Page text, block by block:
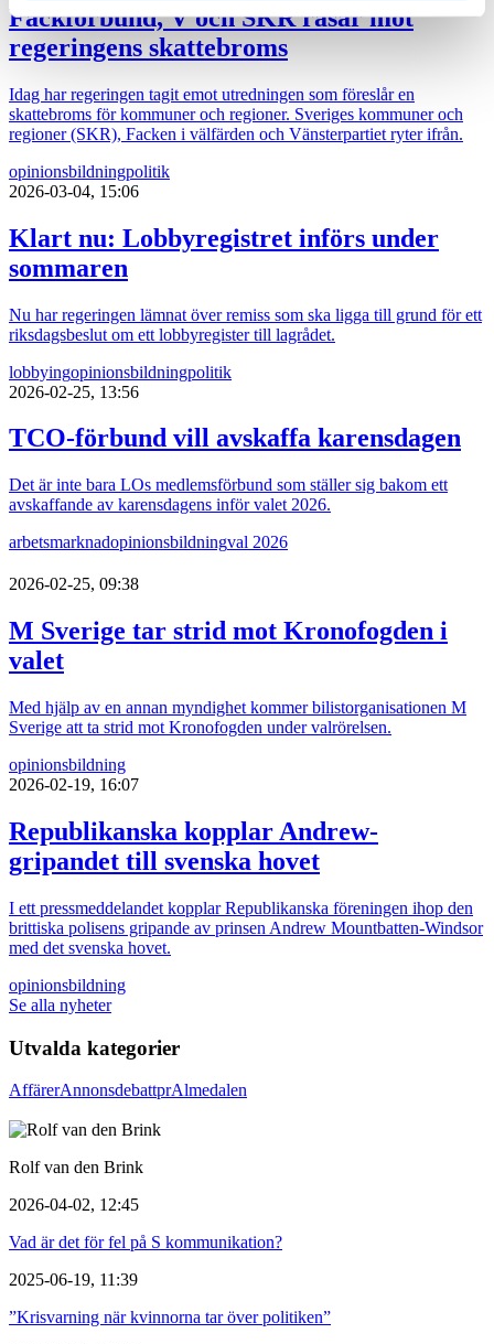
Fackförbund, V och SKR rasar mot
regeringens skattebroms
Idag har regeringen tagit emot utredningen som föreslår en
skattebroms för kommuner och regioner. Sveriges kommuner och
regioner (SKR), Facken i välfärden och Vänsterpartiet ryter ifrån.
opinionsbildningpolitik
2026-03-04, 15:06
Klart nu: Lobbyregistret införs under
sommaren
Nu har regeringen lämnat över remiss som ska ligga till grund för ett
riksdagsbeslut om ett lobbyregister till lagrådet.
lobbyingopinionsbildningpolitik
2026-02-25, 13:56
TCO-förbund vill avskaffa karensdagen
Det är inte bara LOs medlemsförbund som ställer sig bakom ett
avskaffande av karensdagens inför valet 2026.
arbetsmarknadopinionsbildningval 2026
2026-02-25, 09:38
M Sverige tar strid mot Kronofogden i
valet
Med hjälp av en annan myndighet kommer bilistorganisationen M
Sverige att ta strid mot Kronofogden under valrörelsen.
opinionsbildning
2026-02-19, 16:07
Republikanska kopplar Andrew-
gripandet till svenska hovet
I ett pressmeddelandet kopplar Republikanska föreningen ihop den
brittiska polisens gripande av prinsen Andrew Mountbatten-Windsor
med det svenska hovet.
opinionsbildning
Se alla nyheter
Utvalda kategorier
AffärerAnnonsdebattprAlmedalen
Rolf van den Brink
2026-04-02, 12:45
Vad är det för fel på S kommunikation?
2025-06-19, 11:39
”Krisvarning när kvinnorna tar över politiken”